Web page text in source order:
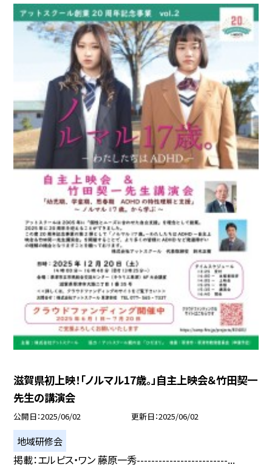
滋賀県初上映！「ノルマル17歳。」自主上映会＆竹田契一
先生の講演会
公開日 2025/06/02 更新日 2025/06/02
地域研修会
掲載：エルピス・ワン 藤原一秀-------------------------...